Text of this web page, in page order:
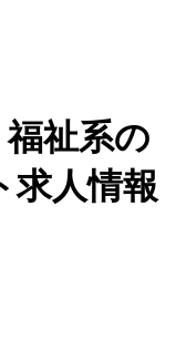
祉系の
求人情報